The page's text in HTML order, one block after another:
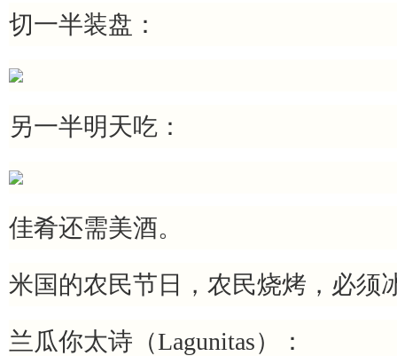
切一半装盘：
另一半明天吃：
佳肴还需美酒。
米国的农民节日，农民烧烤，必须
兰瓜你太诗（Lagunitas）：